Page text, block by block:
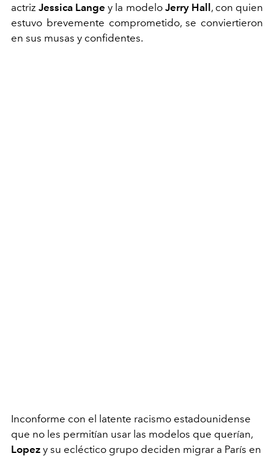
actriz Jessica Langey la modelo Jerry Hall, con quien
estuvo brevemente comprometido, se conviertieron
en sus musas y confidentes.
Inconforme con el latente racismo estadounidense
que no les permitían usar las modelos que querían,
Lopez y su ecléctico grupo deciden migrar a París en